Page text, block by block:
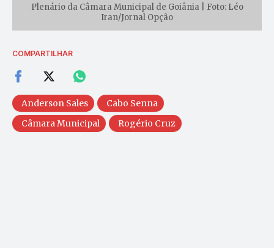
Plenário da Câmara Municipal de Goiânia | Foto: Léo
Iran/Jornal Opção
COMPARTILHAR
Anderson Sales
Cabo Senna
Câmara Municipal
Rogério Cruz